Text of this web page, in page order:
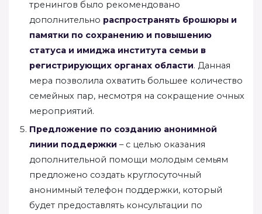
тренингов было рекомендовано
дополнительно распространять брошюры и
памятки по сохранению и повышению
статуса и имиджа института семьи в
регистрирующих органах области. Данная
мера позволила охватить большее количество
семейных пар, несмотря на сокращение очных
мероприятий.
Предложение по созданию анонимной
линии поддержки – с целью оказания
дополнительной помощи молодым семьям
предложено создать круглосуточный
анонимный телефон поддержки, который
будет предоставлять консультации по